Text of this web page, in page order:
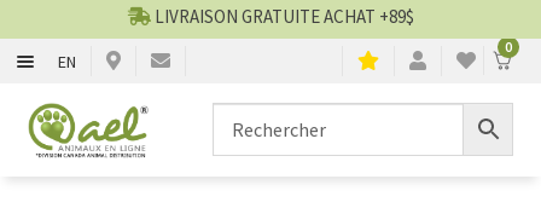
EN
0
Aller
à
Aller
au
LIVRAISON GRATUITE ACHAT +89$
CHIENS